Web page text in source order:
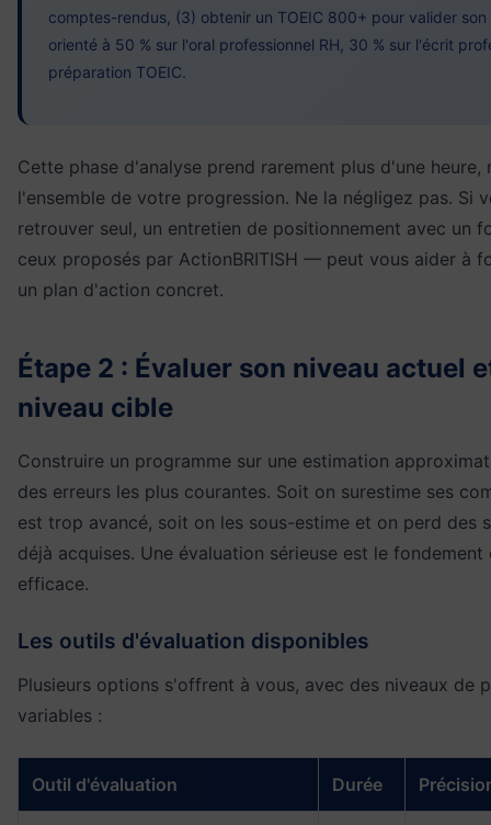
comptes-rendus, (3) obtenir un TOEIC 800+ pour valider
orienté à 50 % sur l'oral professionnel RH, 30 % sur l'écrit
préparation TOEIC.
Cette phase d'analyse prend rarement plus d'une heure,
l'ensemble de votre progression. Ne la négligez pas. Si
retrouver seul, un entretien de positionnement avec un
ceux proposés par ActionBRITISH — peut vous aider à
un plan d'action concret.
Étape 2 : Évaluer son niveau actuel
niveau cible
Construire un programme sur une estimation
des erreurs les plus courantes. Soit on surestime ses
est trop avancé, soit on les sous-estime et on perd des
déjà acquises. Une évaluation sérieuse est le
efficace.
Les outils d'évaluation disponibles
Plusieurs options s'offrent à vous, avec des niveaux de
variables :
Outil d'évaluation Durée